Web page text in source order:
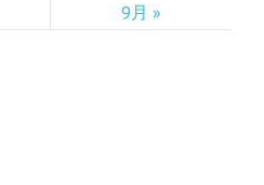
9月 »